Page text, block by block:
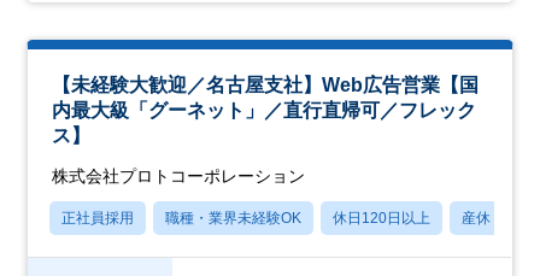
【未経験大歓迎／名古屋支社】Web広告営業【国
内最大級「グーネット」／直行直帰可／フレック
ス】
株式会社プロトコーポレーション
正社員採用 職種・業界未経験OK 休日120日以上 産休・育休